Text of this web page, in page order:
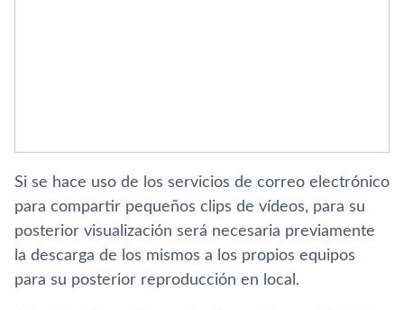
Si se hace uso de los servicios de correo electrónico
para compartir pequeños clips de ví­deos, para su
posterior visualización será necesaria previamente
la descarga de los mismos a los propios equipos
para su posterior reproducción en local.